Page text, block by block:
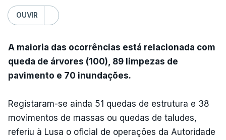
OUVIR
A maioria das ocorrências está relacionada com
queda de árvores (100), 89 limpezas de
pavimento e 70 inundações.
Registaram-se ainda 51 quedas de estrutura e 38
movimentos de massas ou quedas de taludes,
referiu à Lusa o oficial de operações da Autoridade